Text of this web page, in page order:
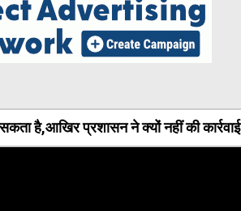
है,आखिर प्रशासन ने क्यों नहीं की कार्रवाई